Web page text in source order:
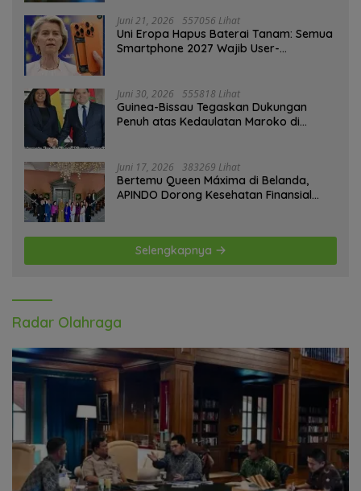
Juni 21, 2026 557056 Lihat
Uni Eropa Hapus Baterai Tanam: Semua
Smartphone 2027 Wajib User-
Juni 30, 2026 555818 Lihat
Guinea-Bissau Tegaskan Dukungan
Penuh atas Kedaulatan Maroko di
Juni 17, 2026 383269 Lihat
Bertemu Queen Máxima di Belanda,
APINDO Dorong Kesehatan Finansial
Selengkapnya
Radar Olahraga